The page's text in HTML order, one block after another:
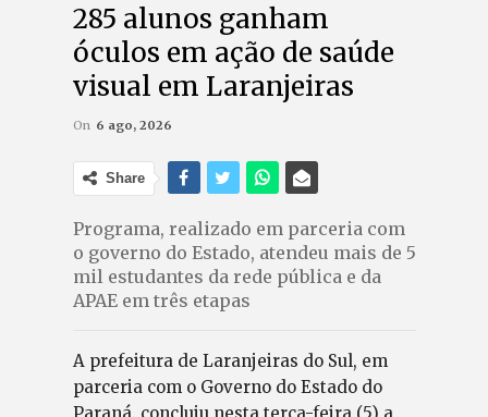
285 alunos ganham
óculos em ação de saúde
visual em Laranjeiras
On 6 ago, 2026
Share
Programa, realizado em parceria com
o governo do Estado, atendeu mais de 5
mil estudantes da rede pública e da
APAE em três etapas
A prefeitura de Laranjeiras do Sul, em
parceria com o Governo do Estado do